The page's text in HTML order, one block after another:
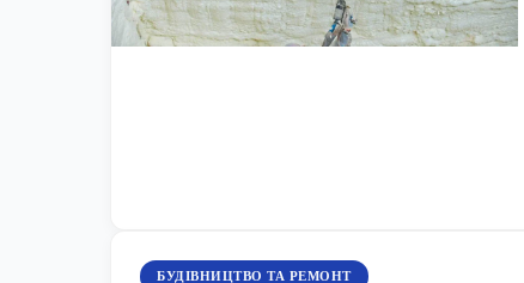
БУДІВНИЦТВО ТА РЕМОНТ